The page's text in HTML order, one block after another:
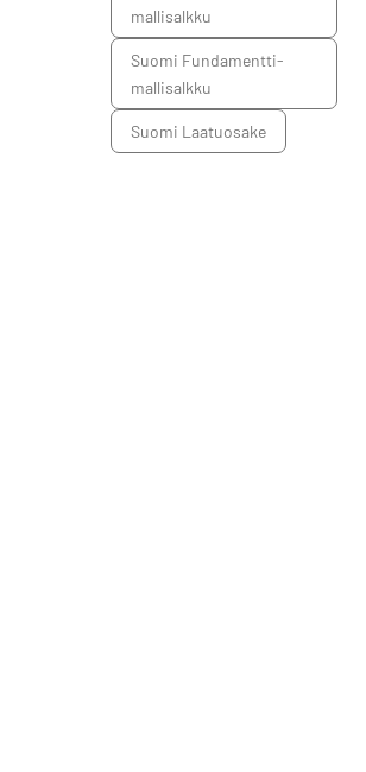
mallisalkku
Suomi Fundamentti-
mallisalkku
Suomi Laatuosake